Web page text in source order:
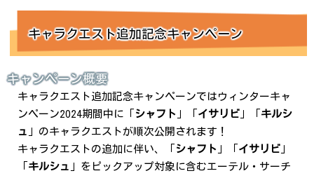
キャラクエスト追加記念キャンペーン
キャンペーン概要
キャラクエスト追加記念キャンペーンではウィンターキャ
ンペーン2024期間中に「
シャフト イサリビ
キルシ
ュ
」のキャラクエストが順次公開されます！
キャラクエストの追加に伴い、「
シャフト イサリビ
キルシュ
」をピックアップ対象に含むエーテル・サーチ